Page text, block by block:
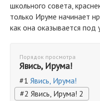
школьного совета,
только Ируме начинает
как она оказывается под
Порядок просмотра
Явись, Ирума!
#1 Явись, Ирума!
#2 Явись, Ирума! 2